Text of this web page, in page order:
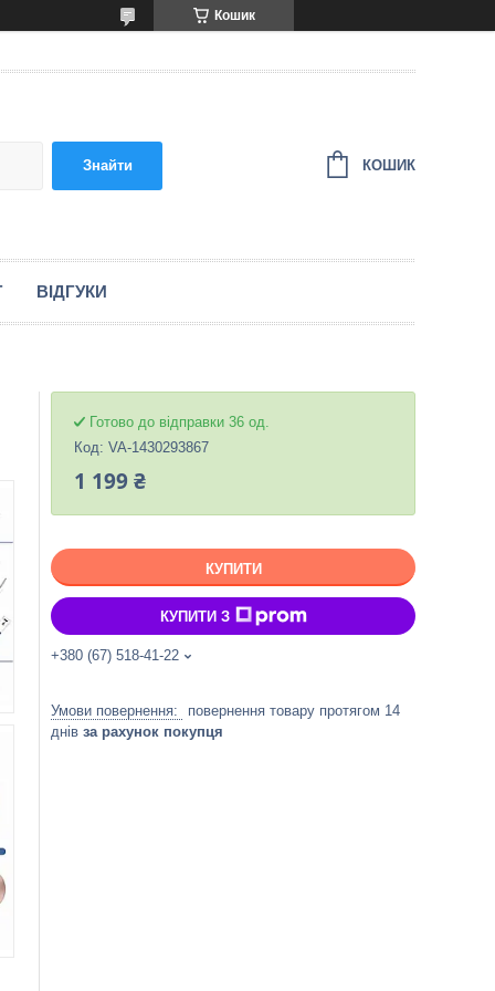
Кошик
Знайти КОШИК
ВІДГУКИ
Готово до відправки 36 од.
Код: VA-1430293867
1 199 ₴
КУПИТИ
КУПИТИ З
+380 (67) 518-41-22
повернення товару протягом 14
днів за рахунок покупця